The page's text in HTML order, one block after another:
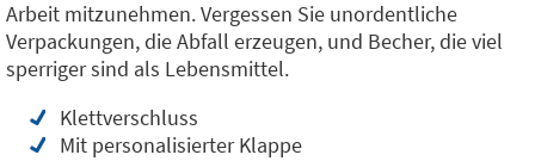
Arbeit mitzunehmen. Vergessen Sie unordentliche
Verpackungen, die Abfall erzeugen, und Becher, die viel
sperriger sind als Lebensmittel.
Klettverschluss
Mit personalisierter Klappe